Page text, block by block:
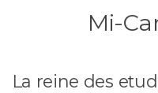
Mi-
La reine des